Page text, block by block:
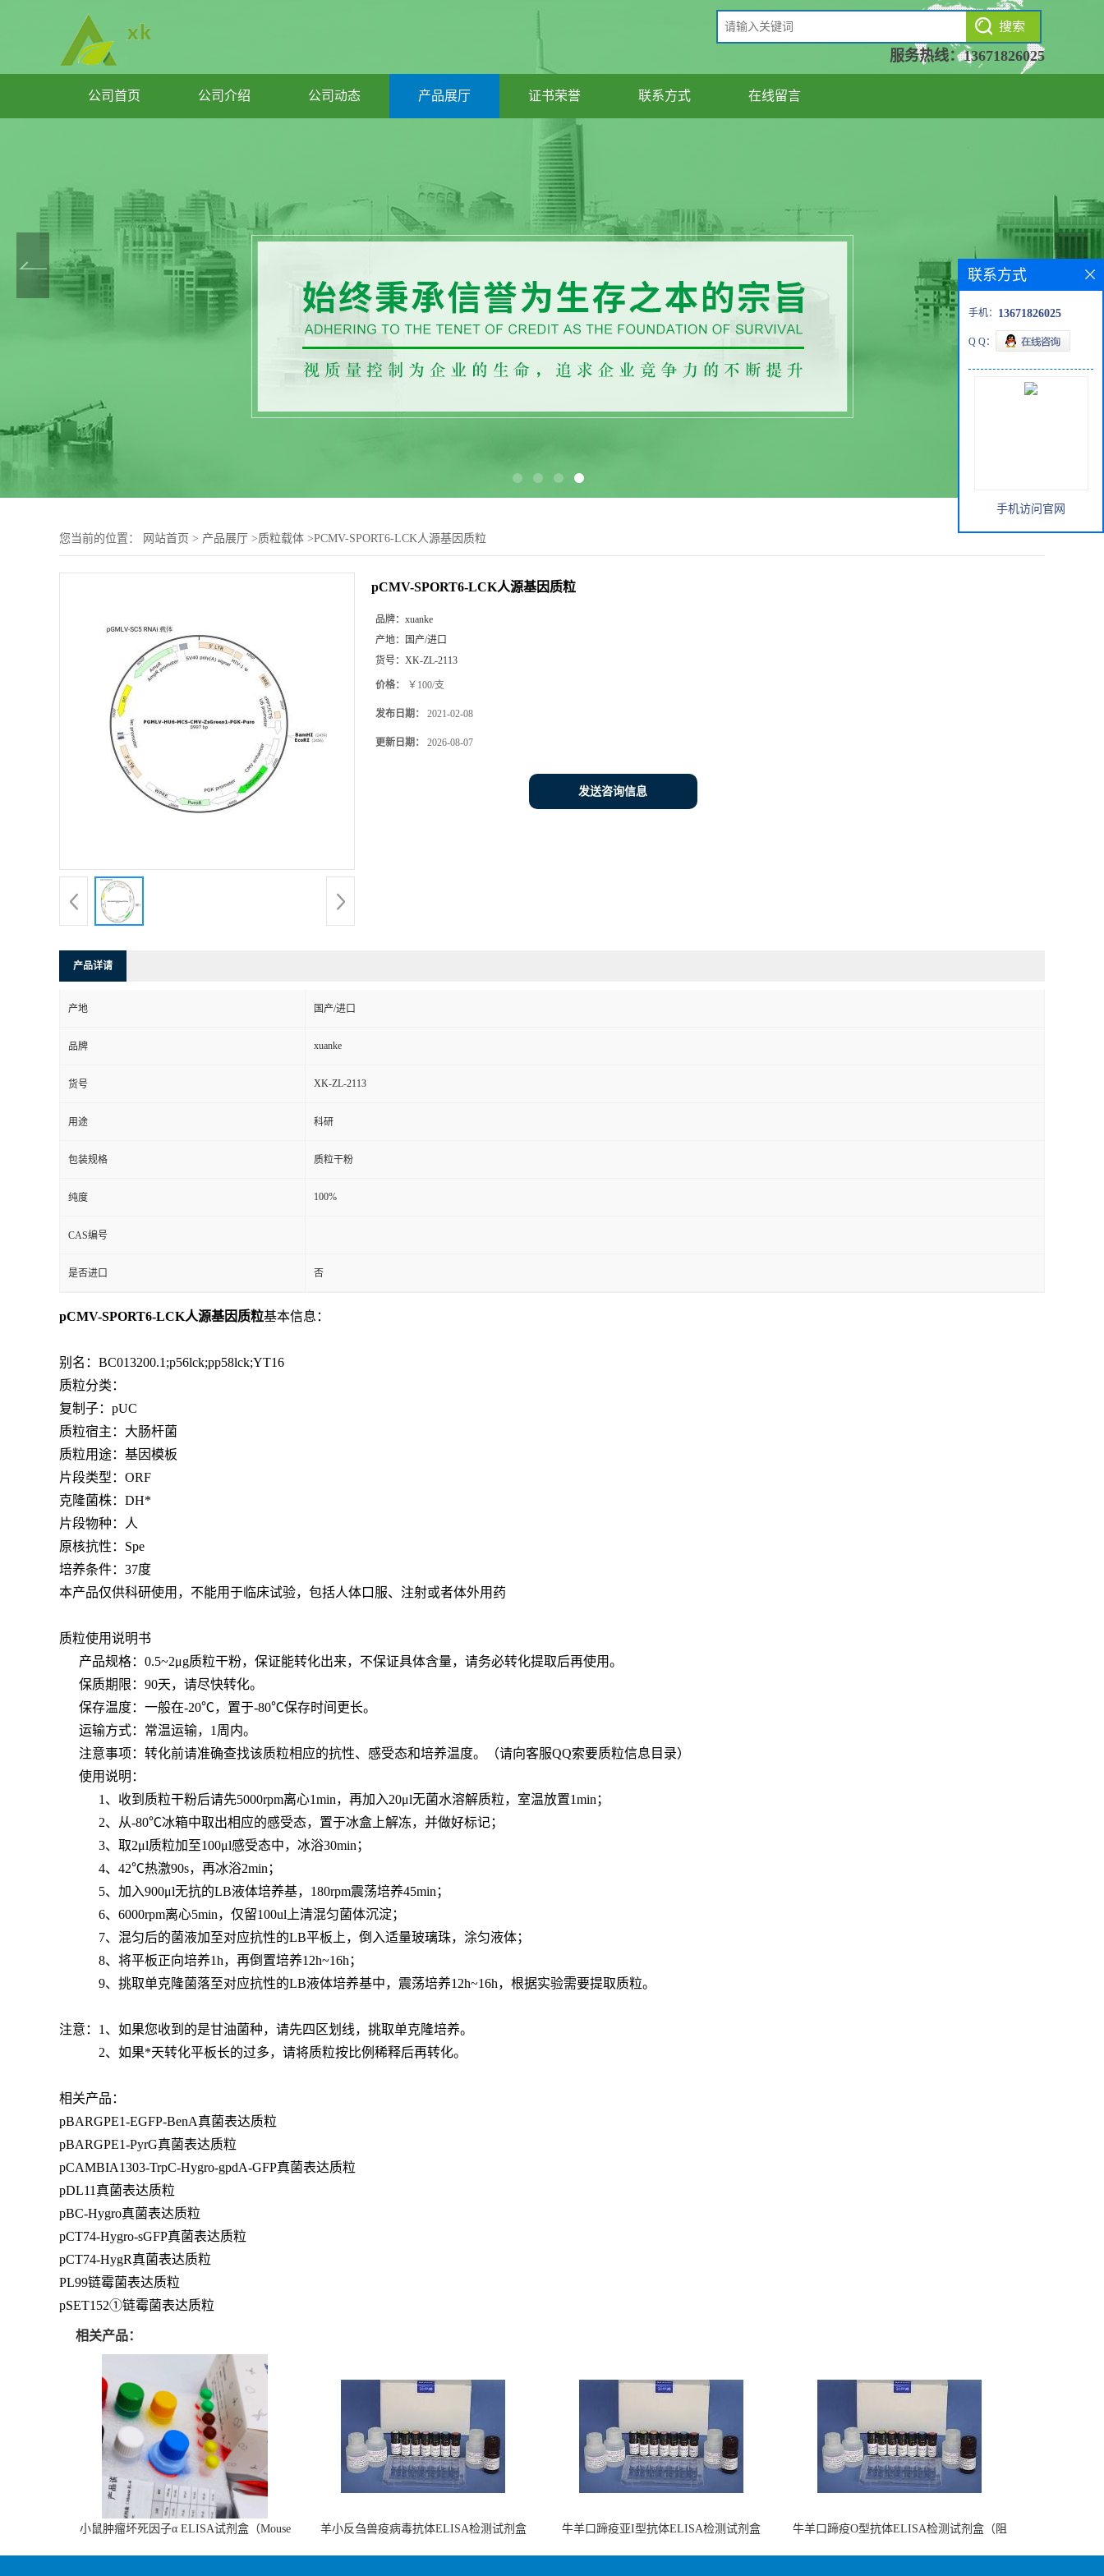
服务热线：13671826025
公司首页 公司介绍 公司动态 产品展厅 证书荣誉 联系方式 在线留言
您当前的位置： 网站首页 > 产品展厅 >质粒载体 >PCMV-SPORT6-LCK人源基因质粒
pCMV-SPORT6-LCK人源基因质粒
品牌： xuanke
产地：
国产/进口
货号： XK-ZL-2113
价格： ￥100/支
发布日期： 2021-02-08
更新日期： 2026-08-07
发送咨询信息
产品详请
产地 国产/进口
品牌 xuanke
货号 XK-ZL-2113
用途 科研
包装规格 质粒干粉
纯度 100%
CAS编号
是否进口 否
pCMV-SPORT6-LCK人源基因质粒基本信息：
别名：BC013200.1;p56lck;pp58lck;YT16
质粒分类：
复制子：pUC
质粒宿主：大肠杆菌
质粒用途：基因模板
片段类型：ORF
克隆菌株：DH*
片段物种：人
原核抗性：Spe
培养条件：37度
本产品仅供科研使用，不能用于临床试验，包括人体口服、注射或者体外用药
质粒使用说明书
产品规格：0.5~2μg质粒干粉，保证能转化出来，不保证具体含量，请务必转化提取后再使用。
保质期限：90天，请尽快转化。
保存温度：一般在-20℃，置于-80℃保存时间更长。
运输方式：常温运输，1周内。
注意事项：转化前请准确查找该质粒相应的抗性、感受态和培养温度。（请向客服QQ索要质粒信息目录）
使用说明：
1、收到质粒干粉后请先5000rpm离心1min，再加入20μl无菌水溶解质粒，室温放置1min；
2、从-80℃冰箱中取出相应的感受态，置于冰盒上解冻，并做好标记；
3、取2μl质粒加至100μl感受态中，冰浴30min；
4、42℃热激90s，再冰浴2min；
5、加入900μl无抗的LB液体培养基，180rpm震荡培养45min；
6、6000rpm离心5min，仅留100ul上清混匀菌体沉淀；
7、混匀后的菌液加至对应抗性的LB平板上，倒入适量玻璃珠，涂匀液体；
8、将平板正向培养1h，再倒置培养12h~16h；
9、挑取单克隆菌落至对应抗性的LB液体培养基中，震荡培养12h~16h，根据实验需要提取质粒。
注意：1、如果您收到的是甘油菌种，请先四区划线，挑取单克隆培养。
2、如果*天转化平板长的过多，请将质粒按比例稀释后再转化。
相关产品：
pBARGPE1-EGFP-BenA真菌表达质粒
pBARGPE1-PyrG真菌表达质粒
pCAMBIA1303-TrpC-Hygro-gpdA-GFP真菌表达质粒
pDL11真菌表达质粒
pBC-Hygro真菌表达质粒
pCT74-Hygro-sGFP真菌表达质粒
pCT74-HygR真菌表达质粒
PL99链霉菌表达质粒
pSET152①链霉菌表达质粒
相关产品：
小鼠肿瘤坏死因子α ELISA试剂盒（Mouse
羊小反刍兽疫病毒抗体ELISA检测试剂盒
牛羊口蹄疫亚I型抗体ELISA检测试剂盒
牛羊口蹄疫O型抗体ELISA检测试剂盒（阻
联系方式
手机： 13671826025
Q Q：
手机访问官网